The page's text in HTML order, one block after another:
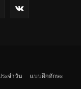
ะจำวัน
แบบฝึกทักษะ